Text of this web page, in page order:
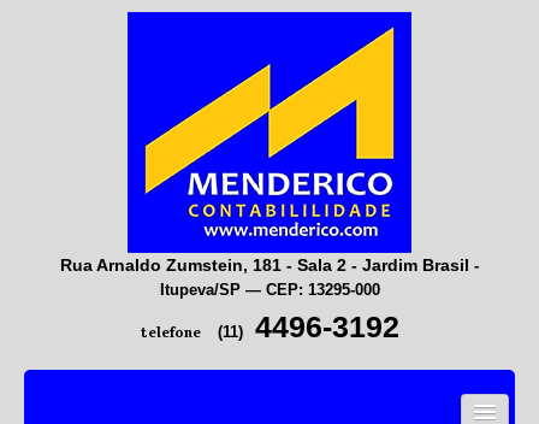
Rua Arnaldo Zumstein, 181 - Sala 2 - Jardim Brasil -
Itupeva/SP — CEP: 13295-000
telefone (11) 4496-3192